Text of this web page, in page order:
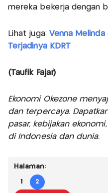
mereka bekerja dengan
Lihat juga: Venna Melinda
Terjadinya KDRT
(Taufik Fajar)
Ekonomi Okezone
dan terpercaya.
pasar, kebijakan
di Indonesia dan dunia.
Halaman:
1 2